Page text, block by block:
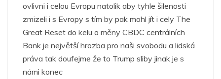
ovlivni i celou Evropu natolik aby tyhle šilenosti
zmizeli i s Evropy s tím by pak mohl jít i cely The
Great Reset do kelu a měny CBDC centrálních
Bank je největší hrozba pro naši svobodu a lidská
práva tak doufejme že to Trump sliby jinak je s
námi konec